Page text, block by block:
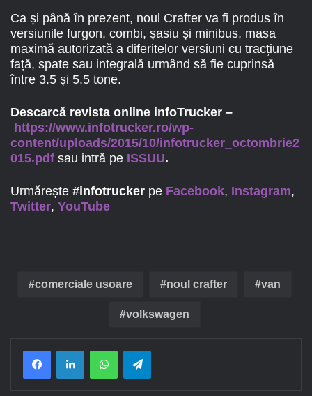
Ca și până în prezent, noul Crafter va fi produs în
versiunile furgon, combi, șasiu și minibus, masa
maximă autorizată a diferitelor versiuni cu tracțiune
față, spate sau integrală urmând să fie cuprinsă
între 3.5 și 5.5 tone.
Descarcă revista online infoTrucker –
https://www.infotrucker.ro/wp-
content/uploads/2015/10/infotrucker_octombrie2
015.pdf sau intră pe ISSUU.
Urmărește #infotrucker pe Facebook, Instagram,
Twitter, YouTube
comerciale usoare noul crafter van
volkswagen